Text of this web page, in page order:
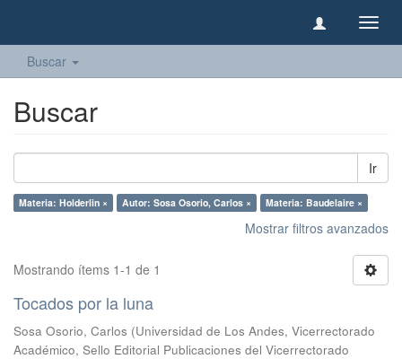
Buscar
Buscar
Ir
Materia: Holderlin × Autor: Sosa Osorio, Carlos × Materia: Baudelaire ×
Mostrar filtros avanzados
Mostrando ítems 1-1 de 1
Tocados por la luna
Sosa Osorio, Carlos (Universidad de Los Andes, Vicerrectorado
Académico, Sello Editorial Publicaciones del Vicerrectorado